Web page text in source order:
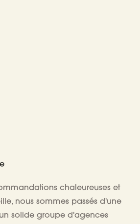
chaleureuses et
nous sommes passés d'une
solide groupe d'agences